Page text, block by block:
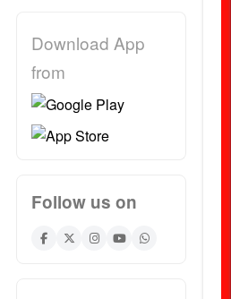
Download App
from
Follow us on